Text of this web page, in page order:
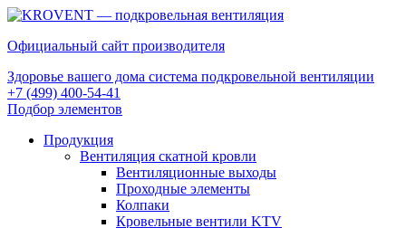
Официальный сайт производителя
Здоровье вашего дома система подкровельной вентиляции
+7 (499) 400-54-41
Подбор элементов
Продукция
Вентиляция скатной кровли
Вентиляционные выходы
Проходные элементы
Колпаки
Кровельные вентили KTV